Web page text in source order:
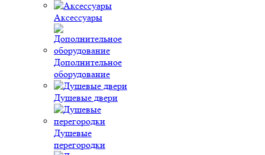
Аксессуары
Дополнительное
оборудование
Душевые двери
Душевые
перегородки